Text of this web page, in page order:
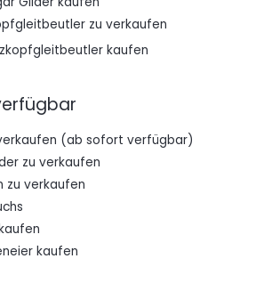
zu verkaufen
kaufen
(ab sofort verfügbar)
zu verkaufen
zu verkaufen
kaufen